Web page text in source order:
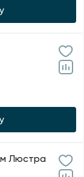
Люстра